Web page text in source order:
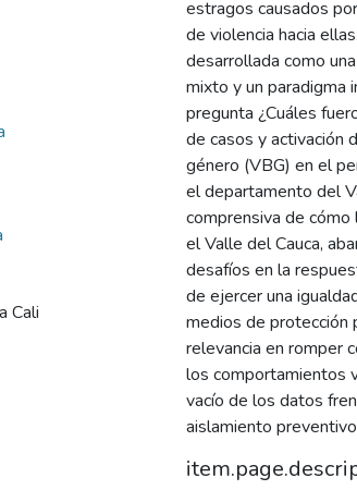
Cali
estragos causados
de violencia hacia
desarrollada como
mixto y un paradigma
pregunta ¿Cuáles
de casos y activación
género (VBG) en el
el departamento del
comprensiva de cómo
el Valle del Cauca,
desafíos en la
de ejercer una
medios de protección
relevancia en romper
los comportamientos
vacío de los datos
aislamiento